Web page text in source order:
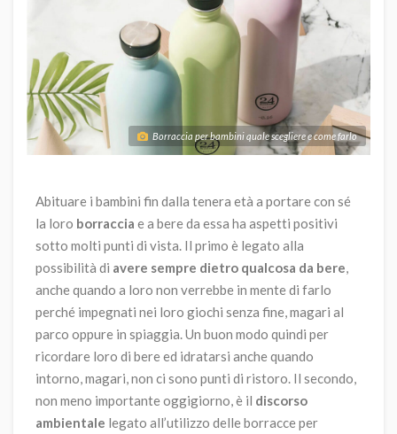
Borraccia per bambini quale scegliere e come farlo
Abituare i bambini fin dalla tenera età a portare con sé
la loro borraccia e a bere da essa ha aspetti positivi
sotto molti punti di vista. Il primo è legato alla
possibilità di avere sempre dietro qualcosa da bere,
anche quando a loro non verrebbe in mente di farlo
perché impegnati nei loro giochi senza fine, magari al
parco oppure in spiaggia. Un buon modo quindi per
ricordare loro di bere ed idratarsi anche quando
intorno, magari, non ci sono punti di ristoro. Il secondo,
non meno importante oggigiorno, è il discorso
ambientale legato all’utilizzo delle borracce per